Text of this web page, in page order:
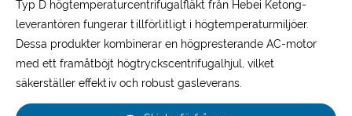
Typ D högtemperaturcentrifugalfläkt från Hebei Ketong-
leverantören fungerar tillförlitligt i högtemperaturmiljöer.
Dessa produkter kombinerar en högpresterande AC-motor
med ett framåtböjt högtryckscentrifugalhjul, vilket
säkerställer effektiv och robust gasleverans.